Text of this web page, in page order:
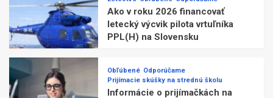
Ako v roku 2026 financovať
letecký výcvik pilota vrtuľníka
PPL(H) na Slovensku
Obľúbené Odporúčame
Prijímacie skúšky na strednú školu
Informácie o prijímačkách na